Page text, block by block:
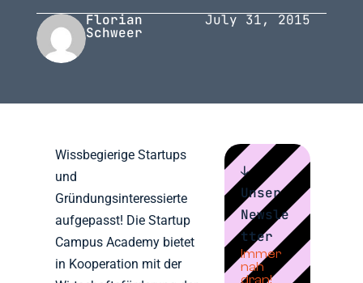
Florian
Schweer
July 31, 2015
Wissbegierige Startups
und
Gründungsinteressierte
aufgepasst! Die Startup
Campus Academy bietet
in Kooperation mit der
↓
Unser
Newsle
tter
Immer
nah
dran!